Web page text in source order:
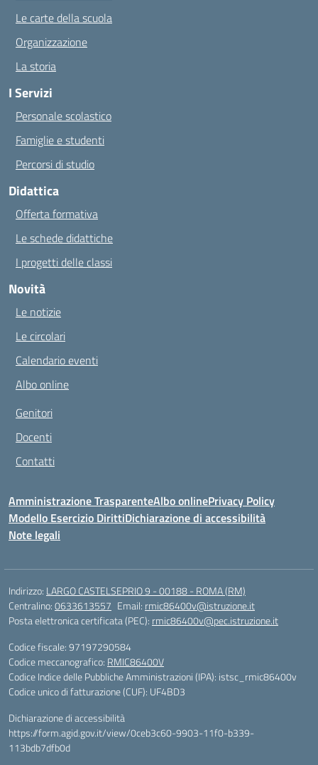
Le carte della scuola
Organizzazione
La storia
I Servizi
Personale scolastico
Famiglie e studenti
Percorsi di studio
Didattica
Offerta formativa
Le schede didattiche
I progetti delle classi
Novità
Le notizie
Le circolari
Calendario eventi
Albo online
Genitori
Docenti
Contatti
Amministrazione TrasparenteAlbo onlinePrivacy Policy
Modello Esercizio DirittiDichiarazione di accessibilità
Note legali
Indirizzo: LARGO CASTELSEPRIO 9 - 00188 - ROMA (RM)
Centralino:0633613557 Email: rmic86400v@istruzione.it
Posta elettronica certificata (PEC): rmic86400v@pec.istruzione.it
Codice fiscale: 97197290584
Codice meccanografico: RMIC86400V
Codice Indice delle Pubbliche Amministrazioni (IPA): istsc_rmic86400v
Codice unico di fatturazione (CUF): UF4BD3
Dichiarazione di accessibilità
https://form.agid.gov.it/view/0ceb3c60-9903-11f0-b339-
113bdb7dfb0d